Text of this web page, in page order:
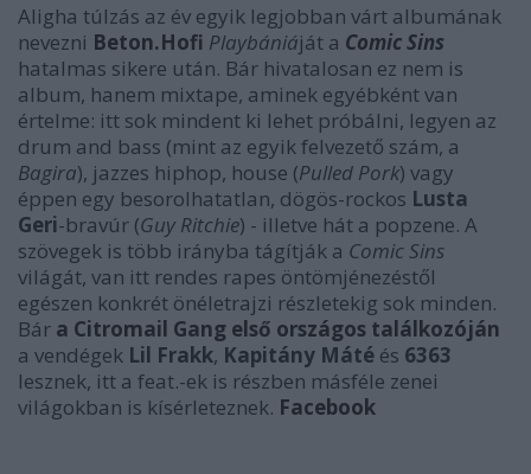
Aligha túlzás az év egyik legjobban várt albumának
nevezni Beton.Hofi Playbániáját a Comic Sins
hatalmas sikere után. Bár hivatalosan ez nem is
album, hanem mixtape, aminek egyébként van
értelme: itt sok mindent ki lehet próbálni, legyen az
drum and bass (mint az egyik felvezető szám, a
Bagira), jazzes hiphop, house (Pulled Pork) vagy
éppen egy besorolhatatlan, dögös-rockos Lusta
Geri-bravúr (Guy Ritchie) - illetve hát a popzene. A
szövegek is több irányba tágítják a Comic Sins
világát, van itt rendes rapes öntömjénezéstől
egészen konkrét önéletrajzi részletekig sok minden.
Bár a Citromail Gang első országos találkozóján
a vendégek Lil Frakk, Kapitány Máté és 6363
lesznek, itt a feat.-ek is részben másféle zenei
világokban is kísérleteznek. Facebook